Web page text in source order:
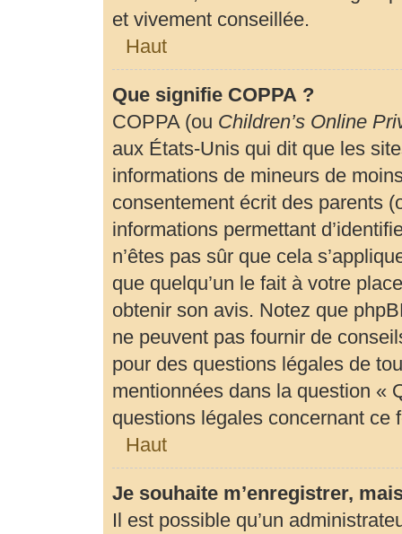
et vivement conseillée.
Haut
Que signifie COPPA ?
COPPA (ou Children’s Online
aux États-Unis qui dit que les
informations de mineurs de
consentement écrit des parents
informations permettant
n’êtes pas sûr que cela
que quelqu’un le fait à votre
obtenir son avis. Notez que
ne peuvent pas fournir de
pour des questions légales de
mentionnées dans la question «
questions légales concernant ce
Haut
Je souhaite m’enregistrer,
Il est possible qu’un